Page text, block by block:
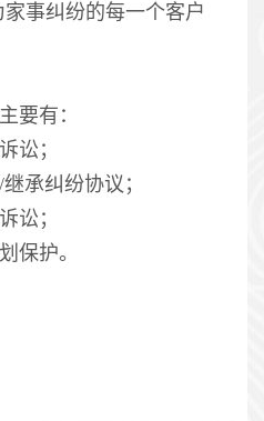
事纠纷的每一个客户
要有：
讼；
承纠纷协议；
讼；
保护。